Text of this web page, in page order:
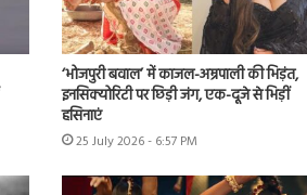
‘भोजपुरी बवाल’ में काजल-अम्रपाली की भिड़ंत,
इनसिक्योरिटी पर छिड़ी जंग, एक-दूजे से भिड़ीं
हसिनाएं
25 July 2026 - 6:57 PM